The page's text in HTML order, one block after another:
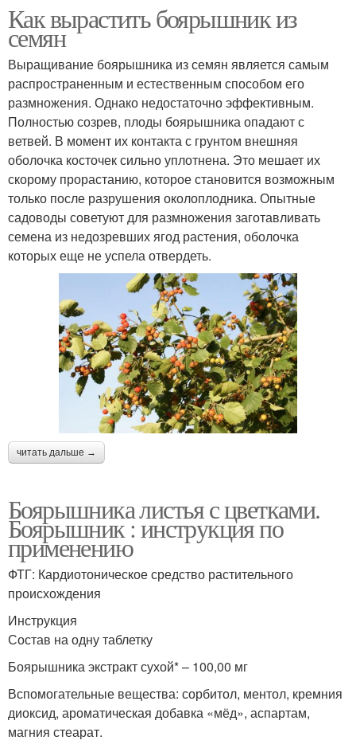
Как вырастить боярышник из
семян
Выращивание боярышника из семян является самым
распространенным и естественным способом его
размножения. Однако недостаточно эффективным.
Полностью созрев, плоды боярышника опадают с
ветвей. В момент их контакта с грунтом внешняя
оболочка косточек сильно уплотнена. Это мешает их
скорому прорастанию, которое становится возможным
только после разрушения околоплодника. Опытные
садоводы советуют для размножения заготавливать
семена из недозревших ягод растения, оболочка
которых еще не успела отвердеть.
читать дальше →
Боярышника листья с цветками.
Боярышник : инструкция по
применению
ФТГ: Кардиотоническое средство растительного
происхождения
Инструкция
Состав на одну таблетку
Боярышника экстракт сухой* – 100,00 мг
Вспомогательные вещества: сорбитол, ментол, кремния
диоксид, ароматическая добавка «мёд», аспартам,
магния стеарат.